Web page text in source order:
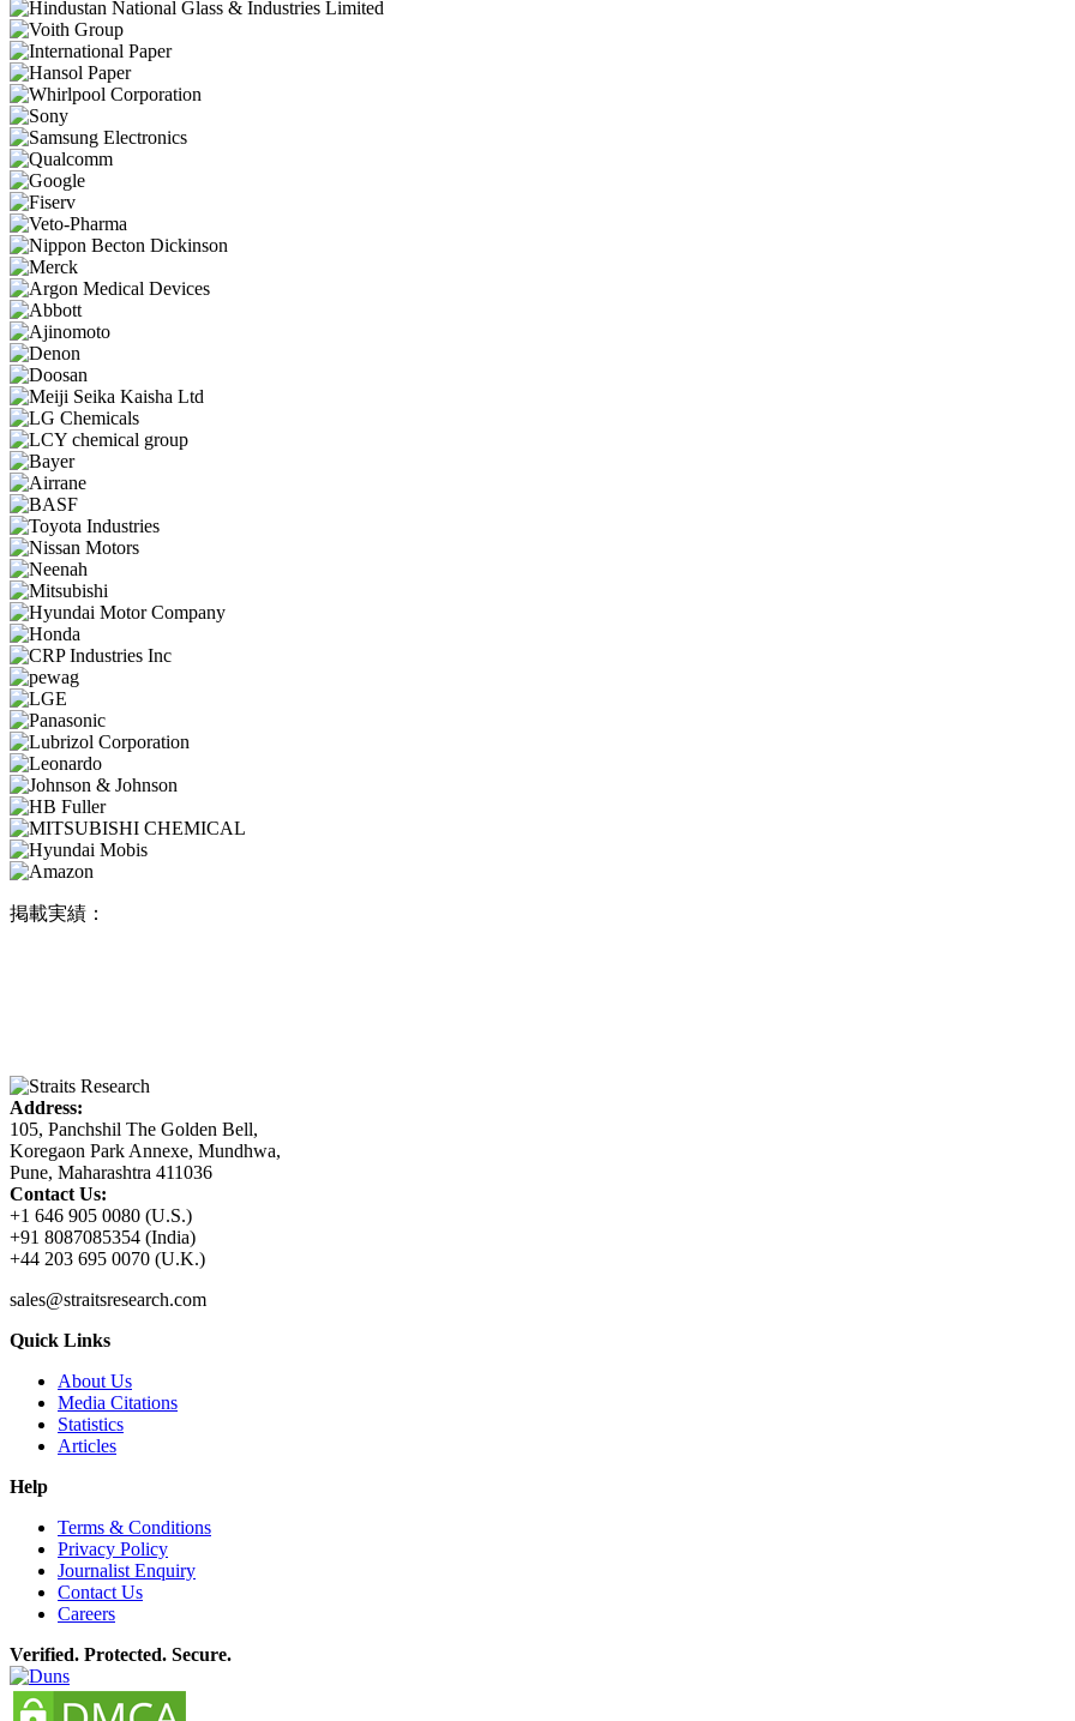
掲載実績：
Address:
105, Panchshil The Golden Bell,
Koregaon Park Annexe, Mundhwa,
Pune, Maharashtra 411036
Contact Us:
+1 646 905 0080 (U.S.)
+91 8087085354 (India)
+44 203 695 0070 (U.K.)
sales@straitsresearch.com
Quick Links
About Us
Media Citations
Statistics
Articles
Help
Terms & Conditions
Privacy Policy
Journalist Enquiry
Contact Us
Careers
Verified. Protected. Secure.